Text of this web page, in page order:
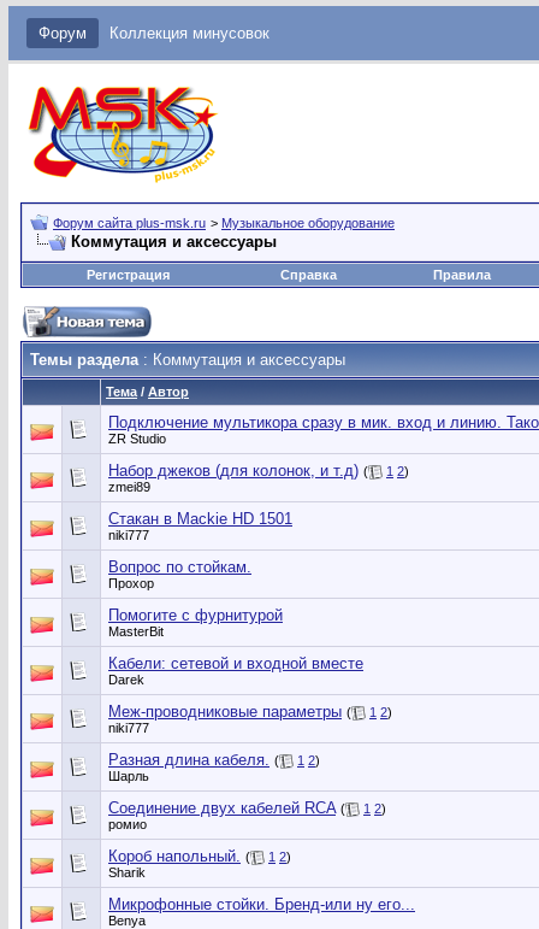
Форум Коллекция минусовок
Форум сайта plus-msk.ru > Музыкальное оборудование
Коммутация и аксессуары
Регистрация Справка Правила
Темы раздела: Коммутация и аксессуары
Тема / Автор
Подключение мультикора сразу в мик. вход и линию.
ZR Studio
Набор джеков (для колонок, и т.д) ( 1 2)
zmei89
Стакан в Mackie HD 1501
niki777
Вопрос по стойкам.
Прохор
Помогите с фурнитурой
MasterBit
Кабели: сетевой и входной вместе
Darek
Меж-проводниковые параметры ( 1 2)
niki777
Разная длина кабеля. ( 1 2)
Шарль
Соединение двух кабелей RCA ( 1 2)
ромио
Короб напольный. ( 1 2)
Sharik
Микрофонные стойки. Бренд-или ну его...
Benya